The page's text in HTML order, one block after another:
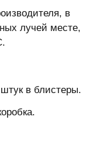
в
лучей месте,
в блистеры.